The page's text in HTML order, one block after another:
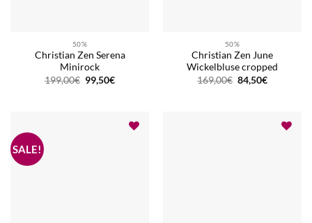
50%
Christian Zen Serena
Minirock
199,00€ Ursprünglicher
Preis
99,50€Aktueller
50%
Christian Zen June
Wickelbluse cropped
169,00€ Ursprünglicher
Preis
84,50€Aktueller